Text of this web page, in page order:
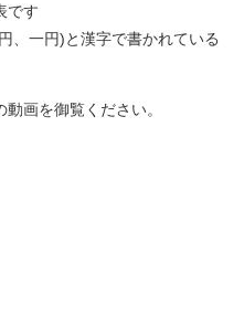
です
、一円)と漢字で書かれている
画を御覧ください。